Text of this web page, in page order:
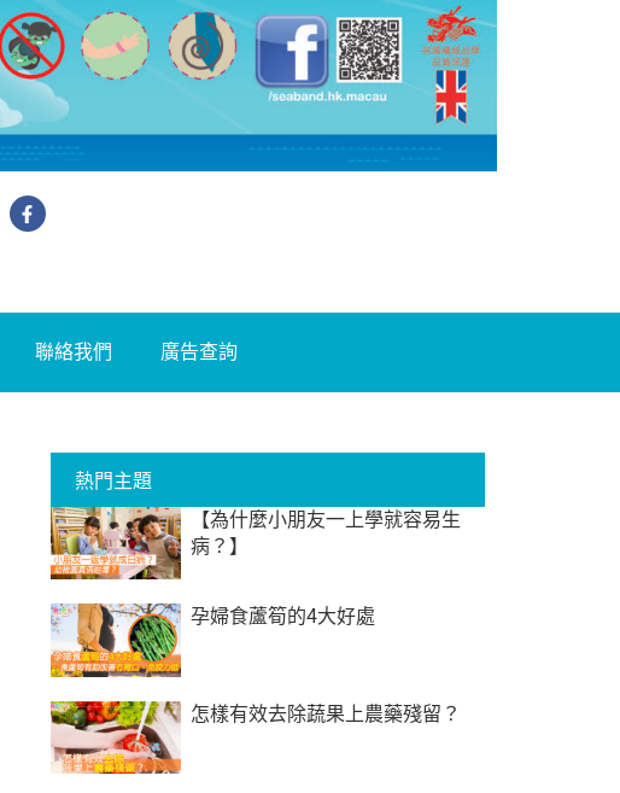
聯絡我們 廣告查詢
熱門主題
【為什麼小朋友一上學就容易生
病？】
孕婦食蘆筍的4大好處
怎樣有效去除蔬果上農藥殘留？